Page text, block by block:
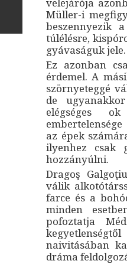
Müller-i
beszennyezik
túlélésre,
gyávaságuk jele.
Ez azonban
érdemel. A
szörnyeteggé
de
elégséges
az épek
ilyenhez csak
hozzányúlni.
Dragoş
válik
farce és a
minden
pofoztatja
naivitásában
dráma